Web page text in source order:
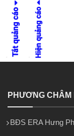
PHƯƠNG
BĐS ERA Hưng